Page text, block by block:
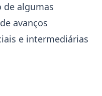
algumas
avanços
e intermediárias